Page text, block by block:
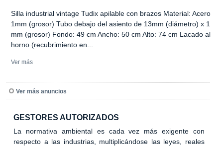
Silla industrial vintage Tudix apilable con brazos Material: Acero
1mm (grosor) Tubo debajo del asiento de 13mm (diámetro) x 1
mm (grosor) Fondo: 49 cm Ancho: 50 cm Alto: 74 cm Lacado al
horno (recubrimiento en...
Ver más
Ver más anuncios
GESTORES AUTORIZADOS
La normativa ambiental es cada vez más exigente con
respecto a las industrias, multiplicándose las leyes, reales